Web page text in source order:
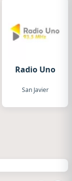
Radio Uno
San Javier